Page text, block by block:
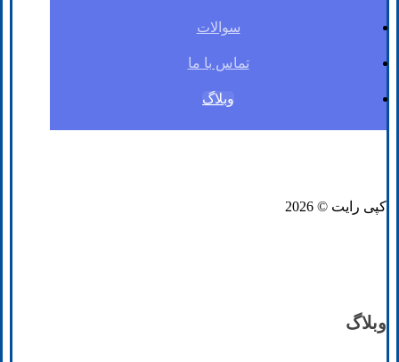
سوالات
تماس با ما
وبلاگ
کپی رایت © 2026
وبلاگ